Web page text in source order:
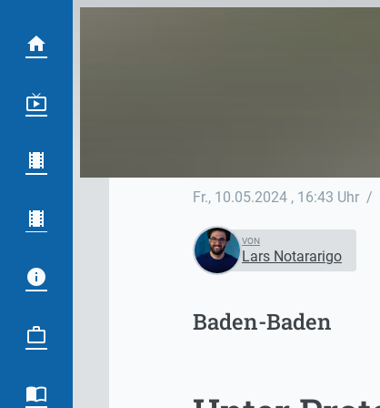
Fr., 10.05.2024 , 16:43 Uhr /
VON
Lars Notararigo
Baden-Baden